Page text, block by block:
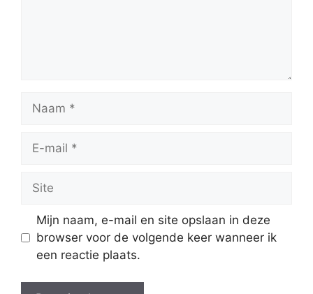
Naam
Site
Mijn naam, e-mail en site opslaan in deze
browser voor de volgende keer wanneer ik
een reactie plaats.